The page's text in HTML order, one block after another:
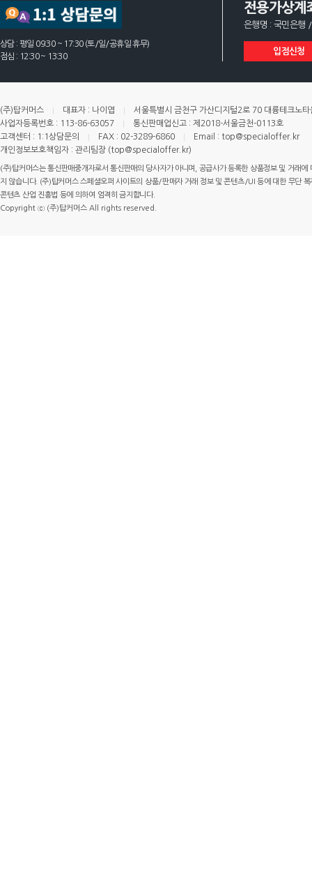
상담 : 평일 09:30 ~ 17:30 (토/일/공휴일 휴무)
점심 : 12:30 ~ 13:30
전용가상계
은행명 : 국민은행
입점신청
(주)탑커머스 대표자 : 나이엽
서울특별시 금천구 가산디지털2로 70 대륭테크노
사업자등록번호 : 113-86-63057
통신판매업신고 : 제2018-서울금천-0113호
고객센터 : 1:1상담문의
FAX : 02-3289-6860
Email : top@specialoffer.kr
개인정보보호책임자 : 관리팀장 (top@specialoffer.kr)
(주)탑커머스는 통신판매중개자로서 통신판매의 당사자가 아니며, 공급사가 등록한 상품정보 및 거래
지 않습니다. (주)탑커머스 스페셜오퍼 사이트의 상품/판매자 거래 정보 및 콘텐츠/UI 등에 대한 무단
콘텐츠 산업 진흥법 등에 의하여 엄격히 금지합니다.
Copyright ⓒ (주)탑커머스 All rights reserved.